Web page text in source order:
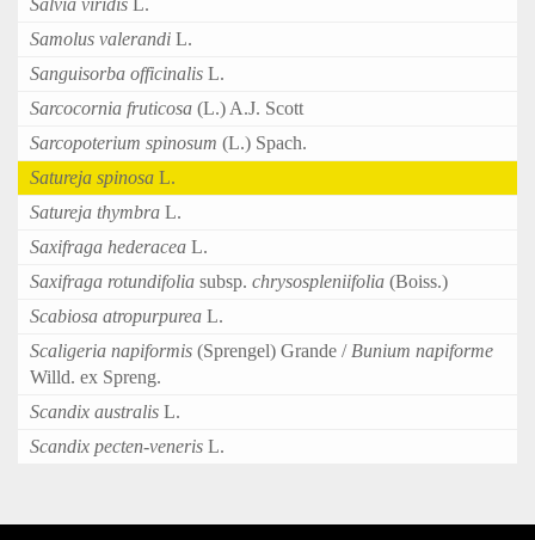
Salvia viridis L.
Samolus valerandi L.
Sanguisorba officinalis L.
Sarcocornia fruticosa (L.) A.J. Scott
Sarcopoterium spinosum (L.) Spach.
Satureja spinosa L.
Satureja thymbra L.
Saxifraga hederacea L.
Saxifraga rotundifolia subsp. chrysospleniifolia (Boiss.)
Scabiosa atropurpurea L.
Scaligeria napiformis (Sprengel) Grande / Bunium napiforme
Willd. ex Spreng.
Scandix australis L.
Scandix pecten-veneris L.